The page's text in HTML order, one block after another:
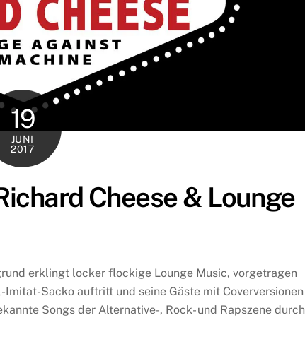
19
JUNI
2017
Cheese & Lounge
erklingt locker flockige Lounge Music, vorgetragen
Sacko auftritt und seine Gäste mit Coverversionen
Songs der Alternative-, Rock- und Rapszene durch